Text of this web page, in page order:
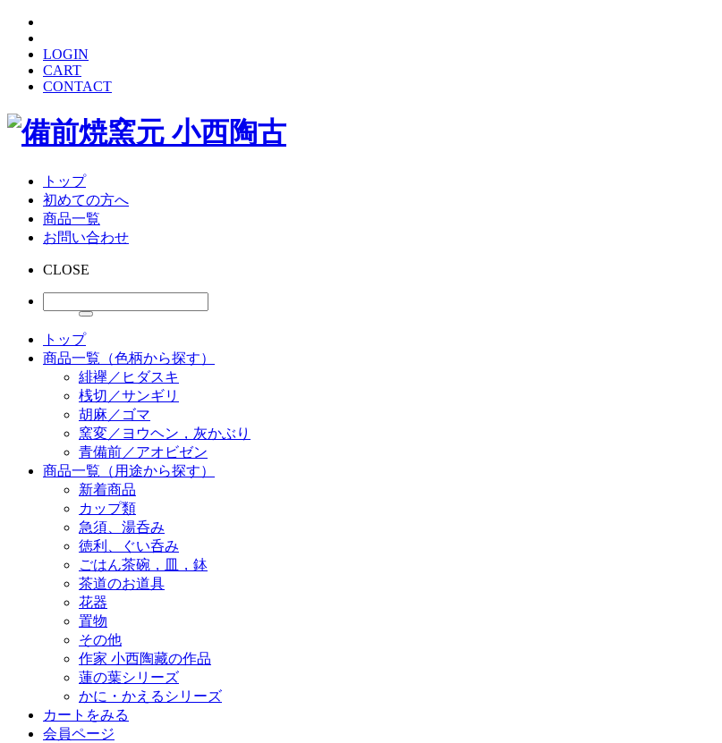
LOGIN
CART
CONTACT
トップ
初めての方へ
商品一覧
お問い合わせ
CLOSE
トップ
商品一覧（色柄から探す）
緋襷／ヒダスキ
桟切／サンギリ
胡麻／ゴマ
窯変／ヨウヘン，灰かぶり
青備前／アオビゼン
商品一覧（用途から探す）
新着商品
カップ類
急須、湯呑み
徳利、ぐい呑み
ごはん茶碗，皿，鉢
茶道のお道具
花器
置物
その他
作家 小西陶藏の作品
蓮の葉シリーズ
かに・かえるシリーズ
カートをみる
会員ページ